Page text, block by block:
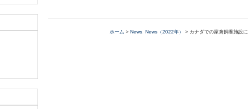
ホーム > News News（2022年） > カナダでの家禽飼養施設